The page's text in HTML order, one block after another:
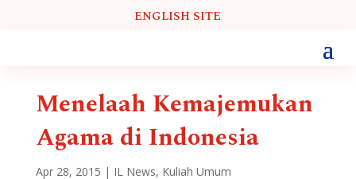
ENGLISH SITE
Menelaah Kemajemukan
Agama di Indonesia
Apr 28, 2015 | IL News, Kuliah Umum